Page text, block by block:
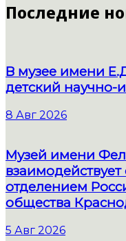
Последние
В музее имени
детский научно-
8 Авг 2026
Музей имени
отделением
общества
5 Авг 2026